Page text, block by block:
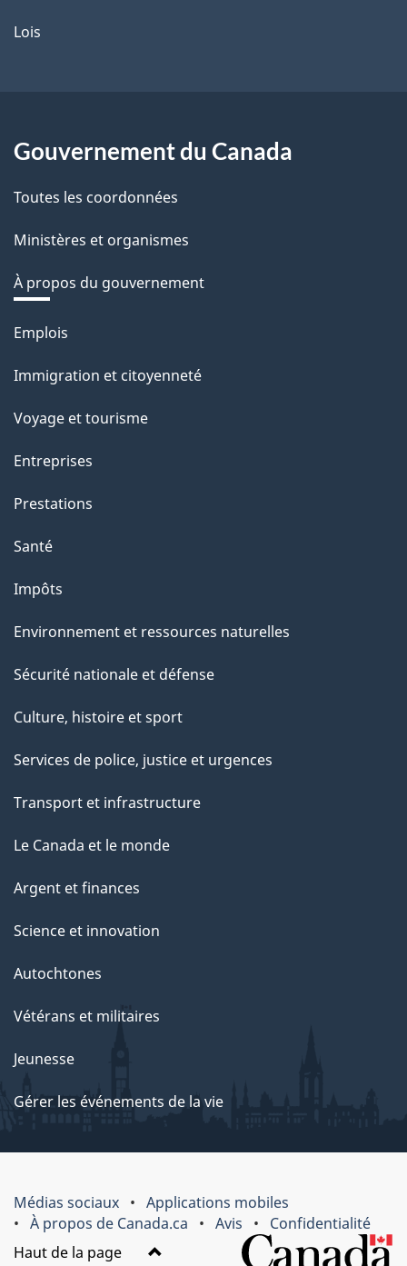
Lois
Gouvernement du Canada
Toutes les coordonnées
Ministères et organismes
À propos du gouvernement
Thèmes
sujets
Emplois
Immigration et citoyenneté
Voyage et tourisme
Entreprises
Prestations
Santé
Impôts
Environnement et ressources naturelles
Sécurité nationale et défense
Culture, histoire et sport
Services de police, justice et urgences
Transport et infrastructure
Le Canada et le monde
Argent et finances
Science et innovation
Autochtones
Vétérans et militaires
Jeunesse
Gérer les événements de la vie
Médias sociaux
Applications mobiles
À propos de Canada.ca
Avis
Confidentialité
Haut de la page